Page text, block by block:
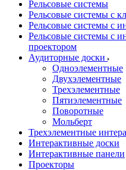
Рельсовые системы
Рельсовые системы с
Рельсовые системы с
Рельсовые системы с
проектором
Аудиторные доски
Одноэлементные
Двухэлементные
Трехэлементные
Пятиэлементные
Поворотные
Мольберт
Трехэлементные
Интерактивные доски
Интерактивные панели
Проекторы